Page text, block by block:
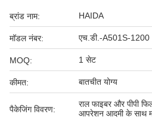
ब्रांड नाम: HAIDA
मॉडल नंबर: एच.डी.-A501S-1200
MOQ: 1 सेट
कीमत: बातचीत योग्य
पैकेजिंग विवरण:
राल फाइबर और पीपी
आपरेशन आदमी के साथ